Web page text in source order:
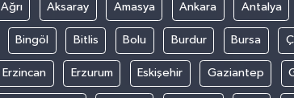
Ağrı Aksaray Amasya Ankara Antalya
Bingöl Bitlis Bolu Burdur Bursa
Erzincan Erzurum Eskişehir Gaziantep